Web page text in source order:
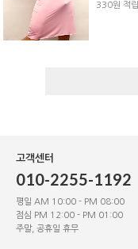
330원 적립
고객센터
010-2255-1192
평일 AM 10:00 - PM 08:00
점심 PM 12:00 - PM 01:00
주말, 공휴일 휴무